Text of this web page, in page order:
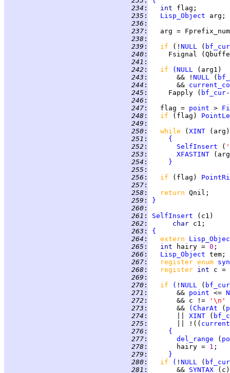
234 : int
235 : Lisp_Object
236 :
237 :
238 :
239 : if (! NULL ( bf_cur
240 :
241 :
242 : if ( NULL
243 :
       && !
NULL (
244 :
       &&
245 :
     Fapply (
bf_cur
246 :
247 :
   flag =
point >
248 : if (flag)
249 :
250 : while ( XINT
251 :
{
252 : SelfInsert (
253 : XFASTINT
254 :
}
255 :
256 : if (flag)
257 :
258 : return
259 :
}
260 :
261 : SelfInsert
262 : char
263 :
{
264 : extern
265 : int hairy = 0
266 : Lisp_Object
267 : register enum
268 : register int
269 :
270 : if ( ! NULL ( bf_cur
271 :
       &&
point <=
272 :
       && c !=
'\n'
273 :
       &&
( CharAt (
274 : XINT (
275 :
       || !((
276 :
{
277 : del_range (
278 :
       hairy =
1
279 :
}
280 : if ( ! NULL ( bf_cur
281 :
       &&
SYNTAX